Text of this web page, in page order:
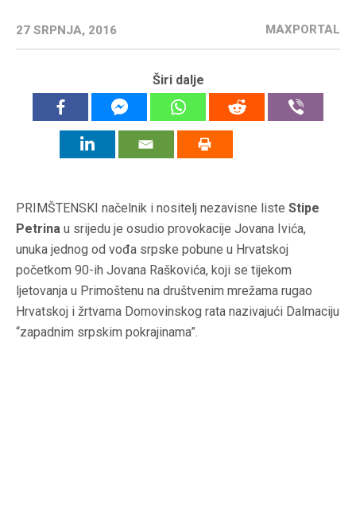
27 SRPNJA, 2016 MAXPORTAL
Širi dalje
PRIMŠTENSKI načelnik i nositelj nezavisne liste Stipe
Petrina u srijedu je osudio provokacije Jovana Ivića,
unuka jednog od vođa srpske pobune u Hrvatskoj
početkom 90-ih Jovana Raškovića, koji se tijekom
ljetovanja u Primoštenu na društvenim mrežama rugao
Hrvatskoj i žrtvama Domovinskog rata nazivajući Dalmaciju
“zapadnim srpskim pokrajinama”.